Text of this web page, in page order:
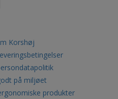
Korshøj
på miljøet
produkter